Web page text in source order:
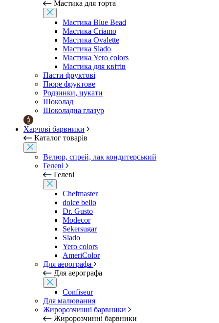
Мастика для торта
Мастика Blue Bead
Мастика Criamo
Мастика Ovalette
Мастика Slado
Мастика Yero colors
Мастика для квітів
Пасти фруктові
Пюре фруктове
Родзинки, цукати
Шоколад
Шоколадна глазур
Харчові барвники
Каталог товарів
Велюр, спрей, лак кондитерський
Гелеві
Гелеві
Chefmaster
dolce bello
Dr. Gusto
Modecor
Sekersugar
Slado
Yero colors
AmeriColor
Для аерографа
Для аерографа
Confiseur
Для малювання
Жиророзчинні барвники
Жиророзчинні барвники